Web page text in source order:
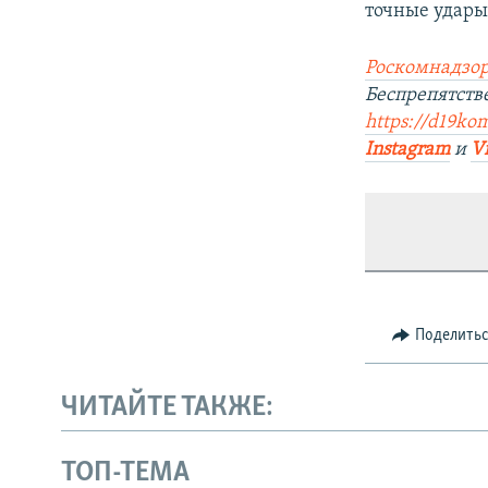
точные
https://
Instagram и
ЧИТАЙТЕ ТАКЖЕ:
ТОП-ТЕМА